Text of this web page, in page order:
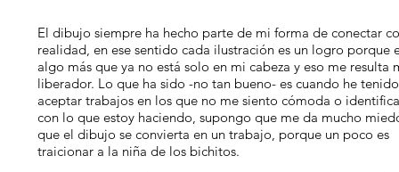
El dibujo siempre ha hecho parte de mi forma de conectar
realidad, en ese sentido cada ilustración es un logro porque
algo más que ya no está solo en mi cabeza y eso me resulta
liberador. Lo que ha sido -no tan bueno- es cuando he
aceptar trabajos en los que no me siento cómoda o
con lo que estoy haciendo, supongo que me da mucho
que el dibujo se convierta en un trabajo, porque un poco es
traicionar a la niña de los bichitos.